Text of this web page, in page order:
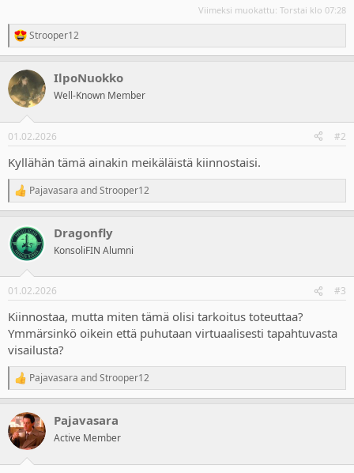
Viimeksi muokattu: Torstai klo 07:28
R
e
c
t
i
s
Strooper12
IlpoNuokko
Well-Known Member
01.02.2026 #2
Kyllähän tämä ainakin meikäläistä kiinnostaisi.
R
e
c
t
i
s
Pajavasara andStrooper12
Dragonfly
KonsoliFIN Alumni
01.02.2026 #3
Kiinnostaa, mutta miten tämä olisi tarkoitus toteuttaa?
Ymmärsinkö oikein että puhutaan virtuaalisesti tapahtuvasta
visailusta?
R
e
c
t
i
Pajavasara andStrooper12
Pajavasara
Active Member